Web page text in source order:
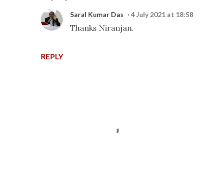
REPLY
Saral Kumar Das 4 July 2021 at 18:58
Thanks Niranjan.